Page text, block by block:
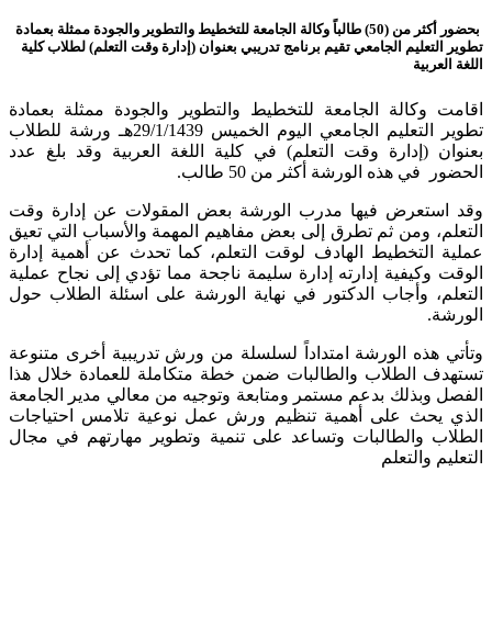
بحضور أكثر من (50) طالباً وكالة الجامعة للتخطيط والتطوير والجودة ممثلة بعمادة
تطوير التعليم الجامعي تقيم برنامج تدريبي بعنوان (إدارة وقت التعلم) لطلاب كلية
اللغة العربية
اقامت وكالة الجامعة للتخطيط والتطوير والجودة ممثلة بعمادة
تطوير التعليم الجامعي اليوم الخميس 29/1/1439هـ ورشة للطلاب
بعنوان (إدارة وقت التعلم) في كلية اللغة العربية وقد بلغ عدد
الحضور في هذه الورشة أكثر من 50 طالب.
وقد استعرض فيها مدرب الورشة بعض المقولات عن إدارة وقت
التعلم، ومن ثم تطرق إلى بعض مفاهيم المهمة والأسباب التي تعيق
عملية التخطيط الهادف لوقت التعلم، كما تحدث عن أهمية إدارة
الوقت وكيفية إدارته إدارة سليمة ناجحة مما تؤدي إلى نجاح عملية
التعلم، وأجاب الدكتور في نهاية الورشة على اسئلة الطلاب حول
الورشة.
وتأتي هذه الورشة امتداداً لسلسلة من ورش تدريبية أخرى متنوعة
تستهدف الطلاب والطالبات ضمن خطة متكاملة للعمادة خلال هذا
الفصل وبذلك بدعم مستمر ومتابعة وتوجيه من معالي مدير الجامعة
الذي يحث على أهمية تنظيم ورش عمل نوعية تلامس احتياجات
الطلاب والطالبات وتساعد على تنمية وتطوير مهارتهم في مجال
التعليم والتعلم